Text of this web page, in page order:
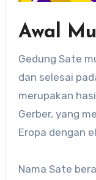
Awal
Gedung Sate
dan selesai
merupakan
Gerber, yang
Eropa dengan
Nama Sate